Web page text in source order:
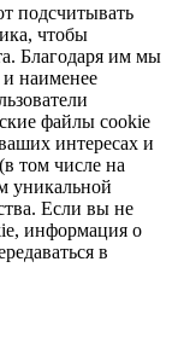
подсчитывать
чтобы
Благодаря им мы
и наименее
файлы cookie
интересах и
том числе на
уникальной
Если вы не
информация о
в